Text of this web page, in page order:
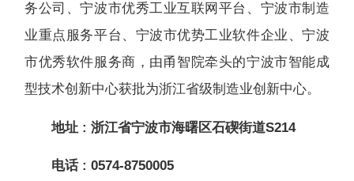
务公司、宁波市优秀工业互联网平台、宁波市制造
业重点服务平台、宁波市优势工业软件企业、宁波
市优秀软件服务商，由甬智院牵头的宁波市智能成
型技术创新中心获批为浙江省级制造业创新中心。
地址 : 浙江省宁波市海曙区石碶街道S214
电话 : 0574-8750005